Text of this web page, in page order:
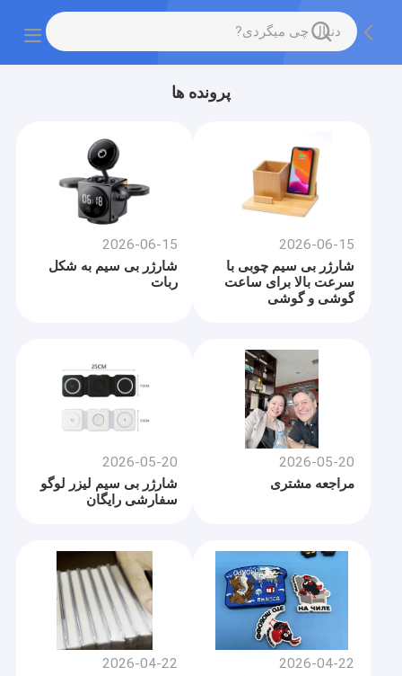
پرونده ها
2026-06-15
شارژر بی سیم چوبی با
سرعت بالا برای ساعت
گوشی و گوشی
2026-06-15
شارژر بی سیم به شکل
ربات
2026-05-20
مراجعه مشتری
2026-05-20
شارژر بی سیم ليزر لوگو
سفارشی رایگان
2026-04-22
2026-04-22